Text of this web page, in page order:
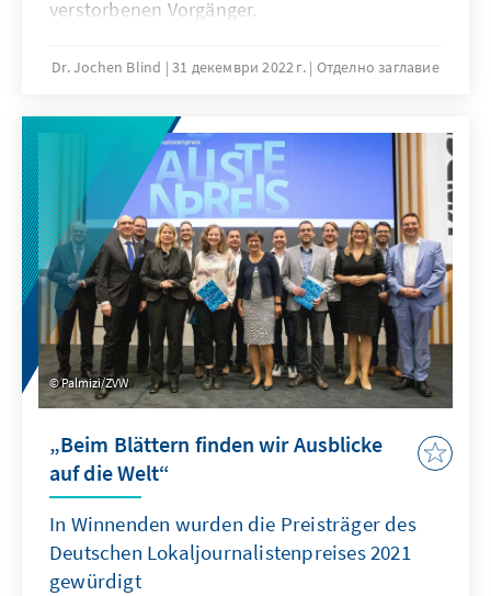
verstorbenen Vorgänger.
Dr. Jochen Blind 31 декември 2022 г. Отделно заглавие
Palmizi/ZVW
„Beim Blättern finden wir Ausblicke
auf die Welt“
In Winnenden wurden die Preisträger des
Deutschen Lokaljournalistenpreises 2021
gewürdigt